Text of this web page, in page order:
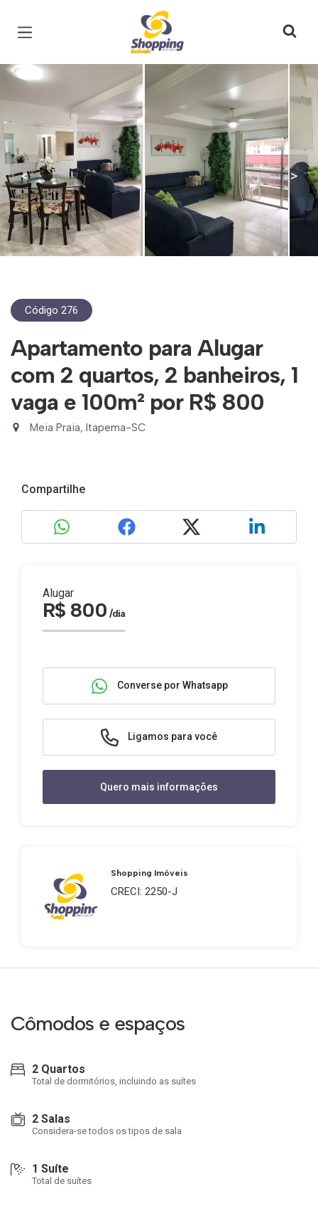
Página inicial
< >
Código 276
Apartamento para Alugar
com 2 quartos, 2 banheiros, 1
vaga e 100m² por R$ 800
Meia Praia, Itapema-SC
Compartilhe
Alugar
R$ 800 /dia
Converse por Whatsapp
Ligamos para você
Quero mais informações
Shopping Imóveis
CRECI: 2250-J
Cômodos e espaços
2 Quartos
Total de dormitórios, incluindo as suítes
2 Salas
Considera-se todos os tipos de sala
1 Suíte
Total de suítes